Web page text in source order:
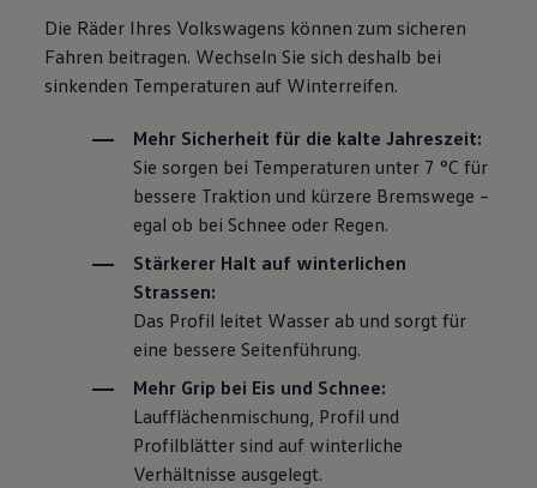
Die Räder Ihres Volkswagens können zum sicheren
Fahren beitragen. Wechseln Sie sich deshalb bei
sinkenden Temperaturen auf Winterreifen.
Mehr Sicherheit für die kalte Jahreszeit:
Sie sorgen bei Temperaturen unter 7 °C für
bessere Traktion und kürzere Bremswege –
egal ob bei Schnee oder Regen.
Stärkerer Halt auf winterlichen
Strassen:
Das Profil leitet Wasser ab und sorgt für
eine bessere Seitenführung.
Mehr Grip bei Eis und Schnee:
Laufflächenmischung, Profil und
Profilblätter sind auf winterliche
Verhältnisse ausgelegt.